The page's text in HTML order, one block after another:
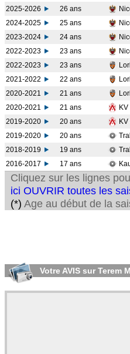
2025-2026 26 ans
2024-2025
25 ans
2023-2024
24 ans
2022-2023
23 ans
2022-2023
23 ans
2021-2022
22 ans
2020-2021
21 ans
2020-2021
21 ans
2019-2020
20 ans
2019-2020
20 ans
2018-2019
19 ans
2016-2017
17 ans
Cliquez sur les lignes
ici OUVRIR toutes les
(*) Age au début de la
Votre AVIS sur Terem